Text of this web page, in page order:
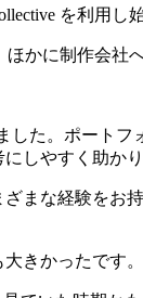
を利用し
かに制作会
した 。ポートフ
しやすく助かり
まな経験を
きかったです。